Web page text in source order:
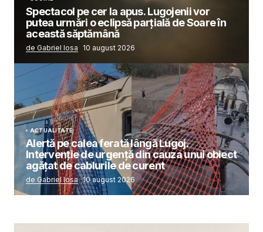
Spectacol pe cer la apus. Lugojenii vor
putea urmări o eclipsă parțială de Soare în
această săptămână
de Gabriel Iosa 10 august 2026
ACTUALITATE
Alertă pe calea ferată lângă Lugoj.
Intervenție de urgență din cauza unui obiect
agățat de cablurile de curent
de Gabriel Iosa 10 august 2026